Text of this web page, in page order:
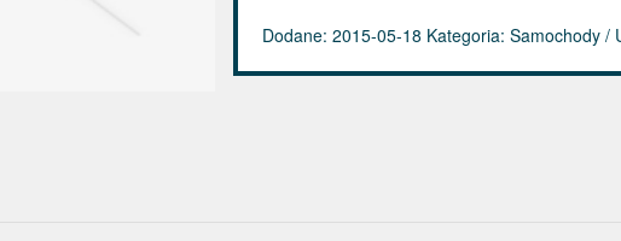
Dodane: 2015-05-18 Kategoria: Samochody /